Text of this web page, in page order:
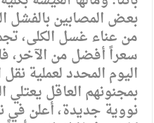
بعض المصابين بالفشل
من عناء غسل الكلى،
سعراً أفضل من الآخر،
اليوم المحدد لعملية
بمجنونهم العاقل
نووية جديدة، أعلن في